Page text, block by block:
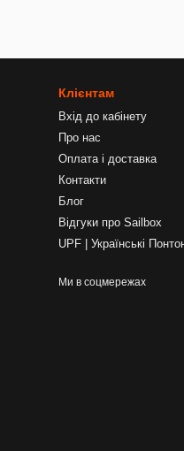
Клієнтам
Вхід до кабінету
Про нас
Оплата і доставка
Контакти
Блог
Відгуки про Sailbox
UPF | Українські
Ми в соцмережах